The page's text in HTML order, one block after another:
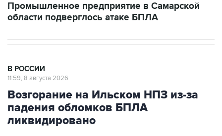
Промышленное предприятие в Самарской
области подверглось атаке БПЛА
В РОССИИ
11:59, 8 августа 2026
Возгорание на Ильском НПЗ из-за
падения обломков БПЛА
ликвидировано